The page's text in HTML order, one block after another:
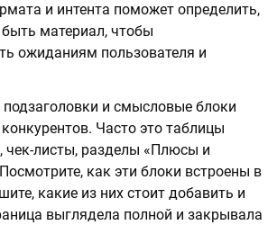
и интента поможет определить,
материал, чтобы
ожиданиям пользователя и
подзаголовки и смысловые блоки
Часто это таблицы
чек-листы, разделы «Плюсы и
как эти блоки встроены в
какие из них стоит добавить и
выглядела полной и закрывала